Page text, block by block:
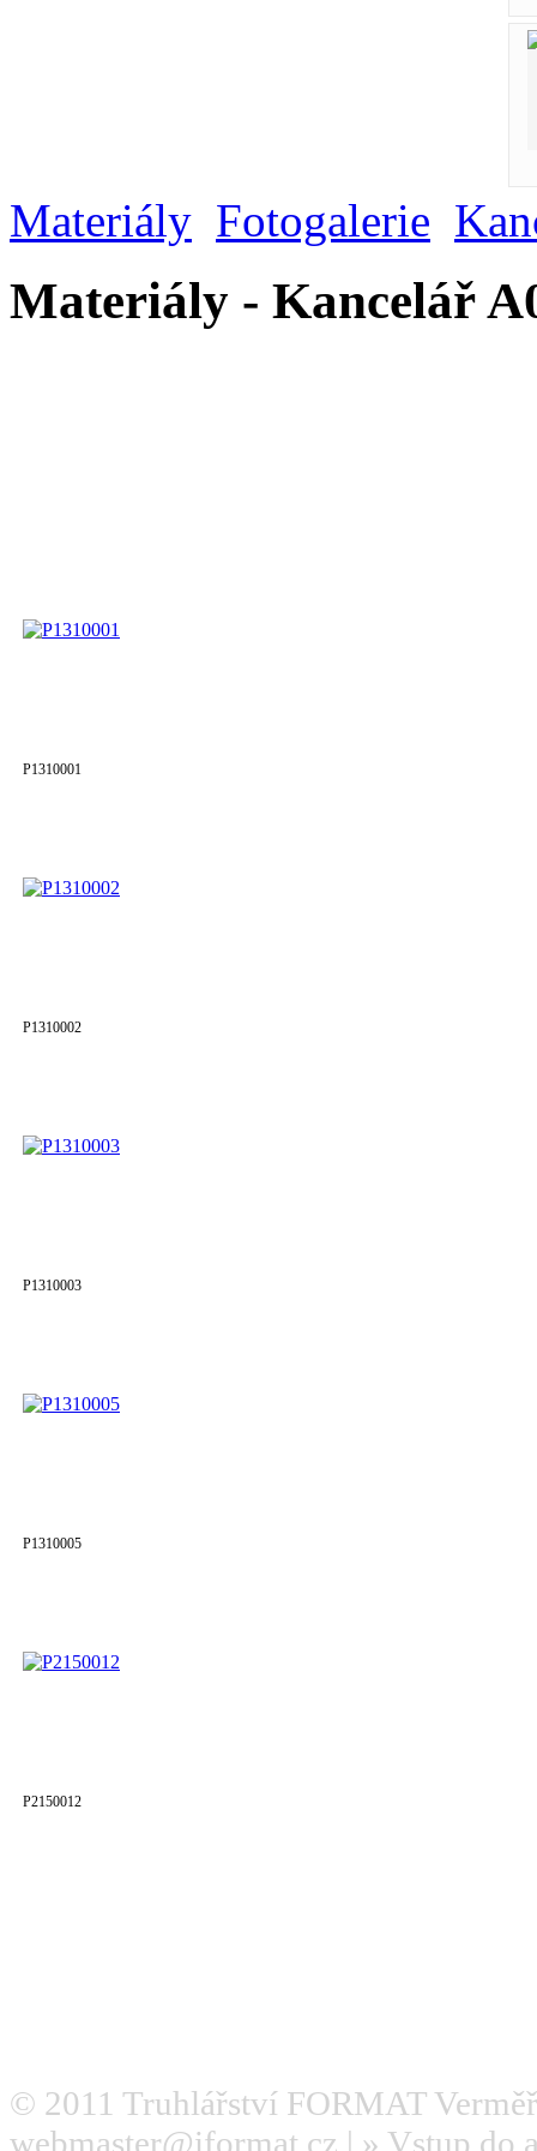
Materiály Fotogalerie
Materiály - Kancelář
P1310001
P1310002
P1310003
P1310005
P2150012
© 2011 Truhlářství FORMAT
webmaster@iformat.cz | » Vstup do